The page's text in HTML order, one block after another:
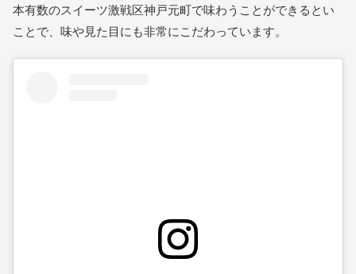
本有数のスイーツ激戦区神戸元町で味わうことができるとい
ことで、味や見た目にも非常にこだわっています。